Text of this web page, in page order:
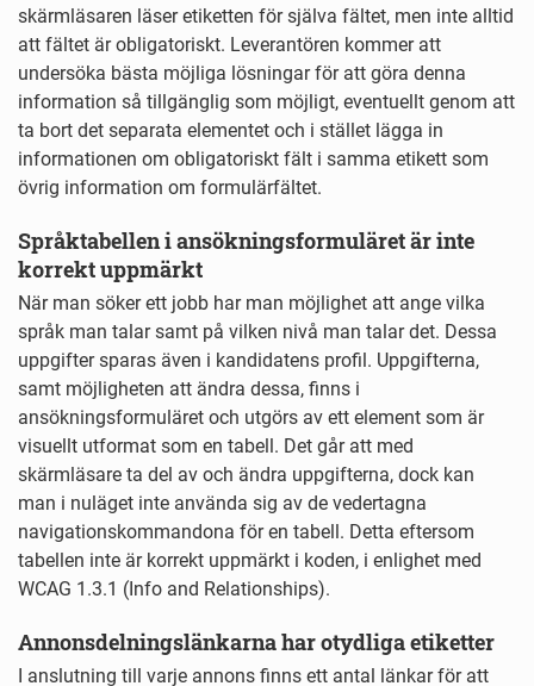
skärmläsaren läser etiketten för själva fältet, men inte alltid
att fältet är obligatoriskt. Leverantören kommer att
undersöka bästa möjliga lösningar för att göra denna
information så tillgänglig som möjligt, eventuellt genom att
ta bort det separata elementet och i stället lägga in
informationen om obligatoriskt fält i samma etikett som
övrig information om formulärfältet.
Språktabellen i ansökningsformuläret är inte
korrekt uppmärkt
När man söker ett jobb har man möjlighet att ange vilka
språk man talar samt på vilken nivå man talar det. Dessa
uppgifter sparas även i kandidatens profil. Uppgifterna,
samt möjligheten att ändra dessa, finns i
ansökningsformuläret och utgörs av ett element som är
visuellt utformat som en tabell. Det går att med
skärmläsare ta del av och ändra uppgifterna, dock kan
man i nuläget inte använda sig av de vedertagna
navigationskommandona för en tabell. Detta eftersom
tabellen inte är korrekt uppmärkt i koden, i enlighet med
WCAG 1.3.1 (Info and Relationships).
Annonsdelningslänkarna har otydliga etiketter
I anslutning till varje annons finns ett antal länkar för att